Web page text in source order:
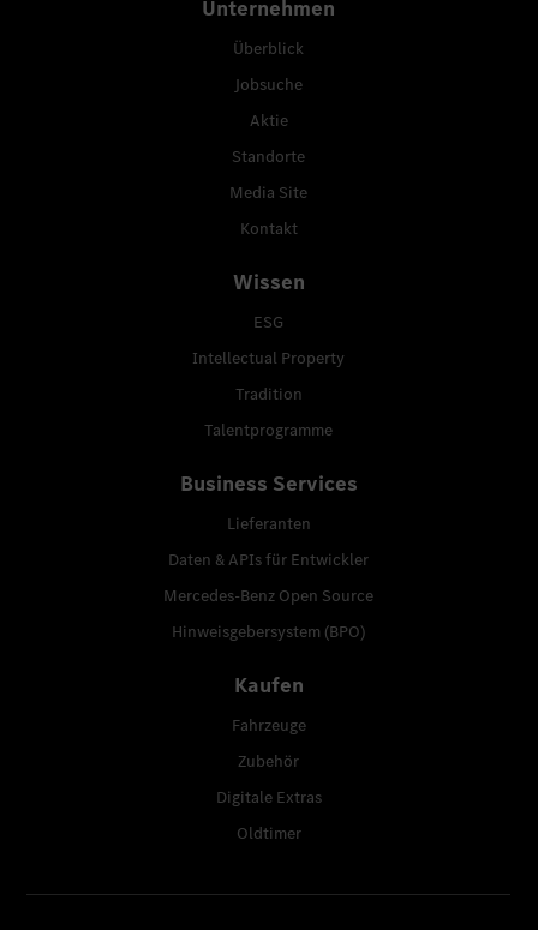
Unternehmen
Überblick
Jobsuche
Aktie
Standorte
Media Site
Kontakt
Wissen
ESG
Intellectual Property
Tradition
Talentprogramme
Business Services
Lieferanten
Daten & APIs für Entwickler
Mercedes-Benz Open Source
Hinweisgebersystem (BPO)
Kaufen
Fahrzeuge
Zubehör
Digitale Extras
Oldtimer